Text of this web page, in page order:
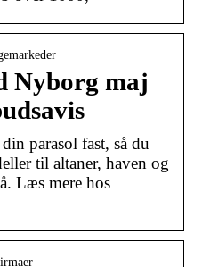
Nyborg maj
parasol fast, så du
til altaner, haven og
Læs mere hos